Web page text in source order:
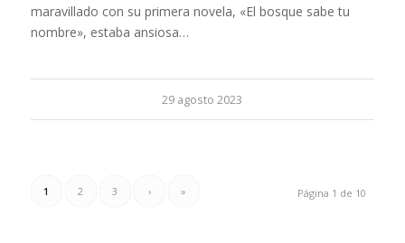
maravillado con su primera novela, «El bosque sabe tu
nombre», estaba ansiosa…
29 agosto 2023
Página 1 de 10
1 2 3 › »